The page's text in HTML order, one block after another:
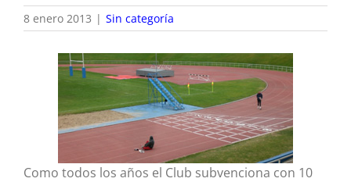
8 enero 2013 | Sin categoría
Como todos los años el Club subvenciona con 10